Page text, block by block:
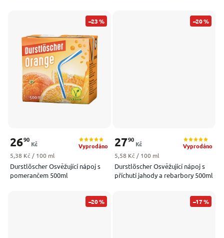
–23 %
Durstlöscher Osvěžující nápoj s
pomerančem 500ml
Vyprodáno
2690
Kč
Měrná cena:
5,38 Kč / 100 ml
–20 %
Durstlöscher Osvěžující nápoj s
příchutí jahody a rebarbory 500ml
Vyprodáno
2790
Kč
Měrná cena:
5,58 Kč / 100 ml
–20 % –17 %